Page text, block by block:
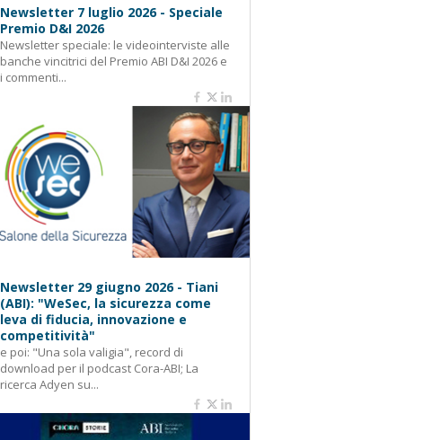
Newsletter 7 luglio 2026 - Speciale
Premio D&I 2026
Newsletter speciale: le videointerviste alle
banche vincitrici del Premio ABI D&I 2026 e
i commenti...
Newsletter 29 giugno 2026 - Tiani
(ABI): "WeSec, la sicurezza come
leva di fiducia, innovazione e
competitività"
e poi: "Una sola valigia", record di
download per il podcast Cora-ABI; La
ricerca Adyen su...